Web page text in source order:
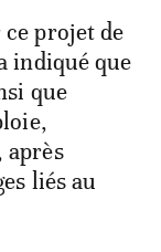
projet de
indiqué que
que
liés au